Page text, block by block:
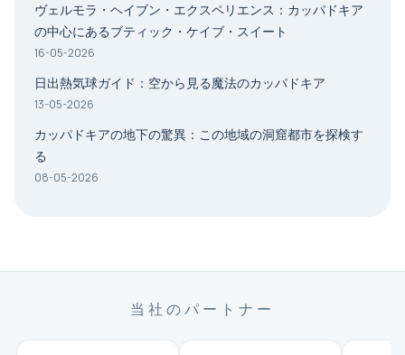
ヴェルモラ・ヘイブン・エクスペリエンス：カッパドキア
の中心にあるブティック・ケイブ・スイート
16-05-2026
日出熱気球ガイド：空から見る魔法のカッパドキア
13-05-2026
カッパドキアの地下の驚異：この地域の洞窟都市を探検す
る
08-05-2026
当社のパートナー